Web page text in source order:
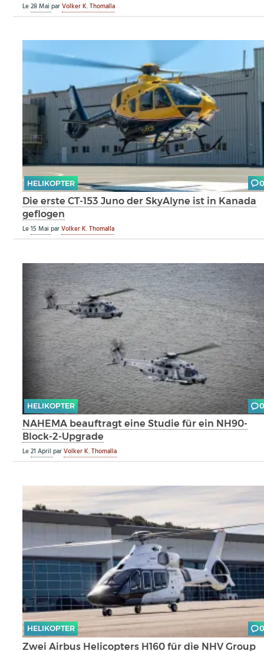
Le28 MaiparVolker K. Thomalla
HELIKOPTER
Die erste CT-153 Juno der SkyAlyne ist in Kanada
geflogen
Le15 MaiparVolker K. Thomalla
HELIKOPTER
NAHEMA beauftragt eine Studie für ein NH90-
Block-2-Upgrade
Le21 AprilparVolker K. Thomalla
HELIKOPTER
Zwei Airbus Helicopters H160 für die NHV Group